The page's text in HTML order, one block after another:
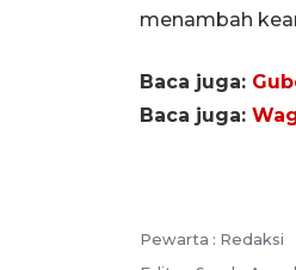
menambah
Baca juga:
Baca juga:
Pewarta : Redaksi